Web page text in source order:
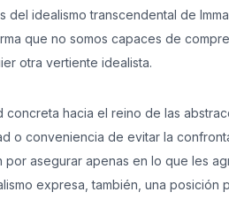
del idealismo transcendental de
que no somos capaces de
otra vertiente idealista.
hacia el reino de las
o conveniencia de evitar la
por asegurar apenas en lo que les
expresa, también, una posición